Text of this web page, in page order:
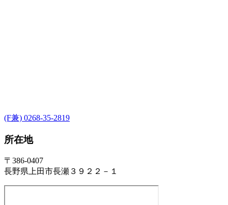
(F兼) 0268-35-2819
所在地
〒386-0407
長野県上田市長瀬３９２２－１